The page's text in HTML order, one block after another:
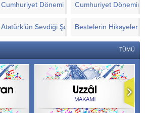
Cumhuriyet Dönemi Türk Müziği’nde
Cumhuriyet
Atatürk’ün Sevdiği Şarkılar ve Notaları
Bestelerin Hikayeleri
TÜMÜ